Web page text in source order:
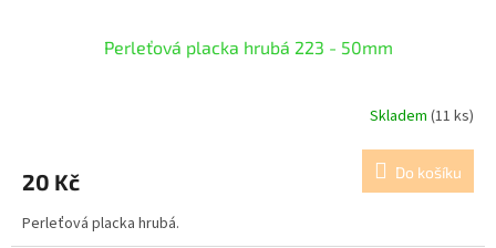
Perleťová placka hrubá 223 - 50mm
Skladem (11 ks)
20 Kč Do košíku
Perleťová placka hrubá.